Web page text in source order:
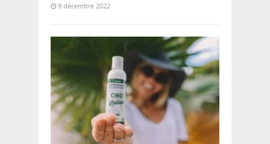
9 décembre 2022